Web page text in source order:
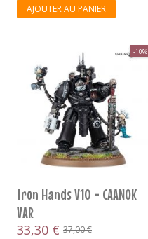
AJOUTER AU PANIER
-10%
Iron Hands V10 - CAANOK
VAR
33,30 € 37,00 €